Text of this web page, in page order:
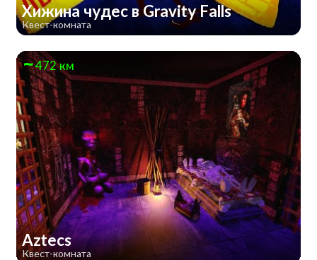
Хижина чудес в Gravity Falls
Квест-комната
472 км
Aztecs
Квест-комната